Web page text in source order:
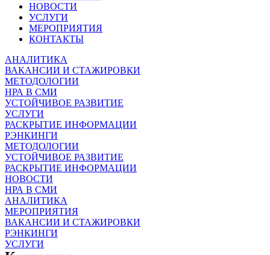
НОВОСТИ
УСЛУГИ
МЕРОПРИЯТИЯ
КОНТАКТЫ
АНАЛИТИКА
ВАКАНСИИ И СТАЖИРОВКИ
МЕТОДОЛОГИИ
НРА В СМИ
УСТОЙЧИВОЕ РАЗВИТИЕ
УСЛУГИ
РАСКРЫТИЕ ИНФОРМАЦИИ
РЭНКИНГИ
МЕТОДОЛОГИИ
УСТОЙЧИВОЕ РАЗВИТИЕ
РАСКРЫТИЕ ИНФОРМАЦИИ
НОВОСТИ
НРА В СМИ
АНАЛИТИКА
МЕРОПРИЯТИЯ
ВАКАНСИИ И СТАЖИРОВКИ
РЭНКИНГИ
УСЛУГИ